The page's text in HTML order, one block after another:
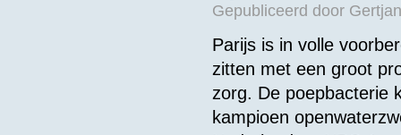
Gepubliceerd door
Parijs is in volle
zitten met een groot
zorg. De poepbacterie
kampioen